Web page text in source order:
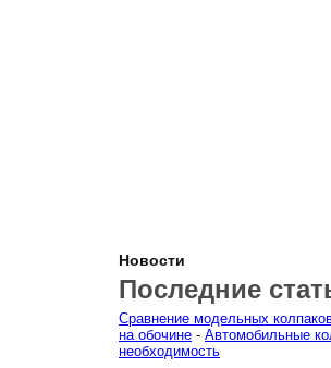
Новости
Последние
Сравнение модельных
на обочине - Автомобильные
необходимость